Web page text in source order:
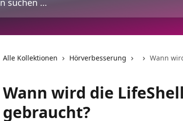
Alle Kollektionen Hörverbesserung Wann
Wann wird die
gebraucht?